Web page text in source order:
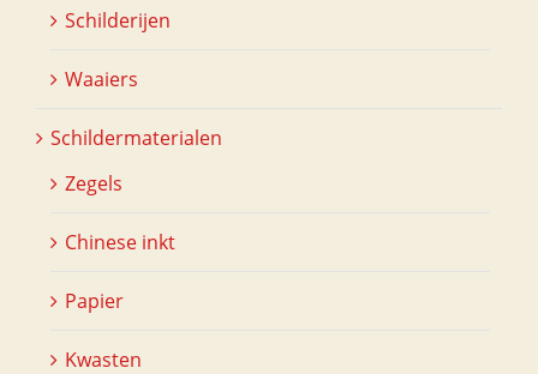
Schilderijen
Waaiers
Schildermaterialen
Zegels
Chinese inkt
Papier
Kwasten